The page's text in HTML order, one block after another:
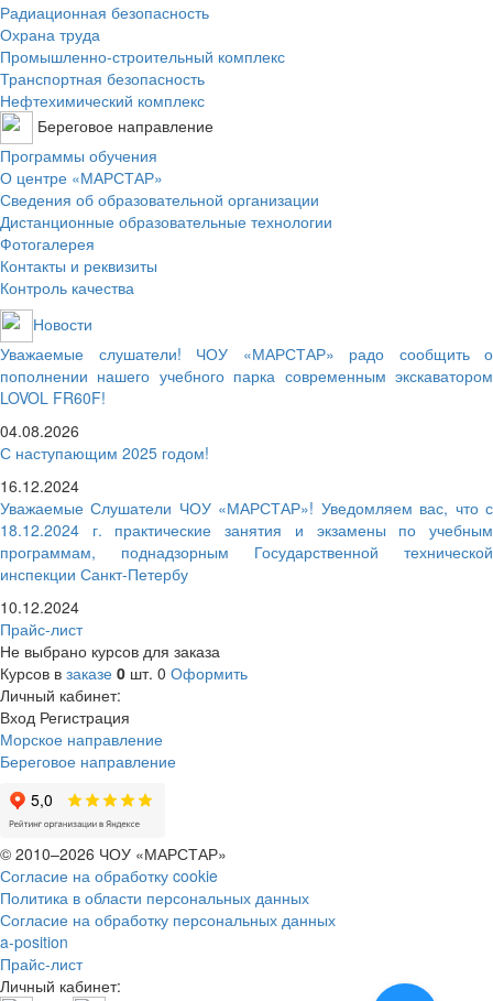
Радиационная безопасность
Охрана труда
Промышленно-строительный комплекс
Транспортная безопасность
Нефтехимический комплекс
Береговое направление
Программы обучения
О центре «МАРСТАР»
Сведения об образовательной организации
Дистанционные образовательные технологии
Фотогалерея
Контакты и реквизиты
Контроль качества
Новости
Уважаемые слушатели! ЧОУ «МАРСТАР» радо сообщить о
пополнении нашего учебного парка современным экскаватором
LOVOL FR60F!
04.08.2026
С наступающим 2025 годом!
16.12.2024
Уважаемые Слушатели ЧОУ «МАРСТАР»! Уведомляем вас, что с
18.12.2024 г. практические занятия и экзамены по учебным
программам, поднадзорным Государственной технической
инспекции Санкт-Петербу
10.12.2024
Прайс-лист
Не выбрано курсов для заказа
Курсов в заказе 0 шт. 0 Оформить
Личный кабинет:
Вход Регистрация
Морское направление
Береговое направление
© 2010–2026 ЧОУ «МАРСТАР»
Согласие на обработку cookie
Политика в области персональных данных
Согласие на обработку персональных данных
a-position
Прайс-лист
Личный кабинет: